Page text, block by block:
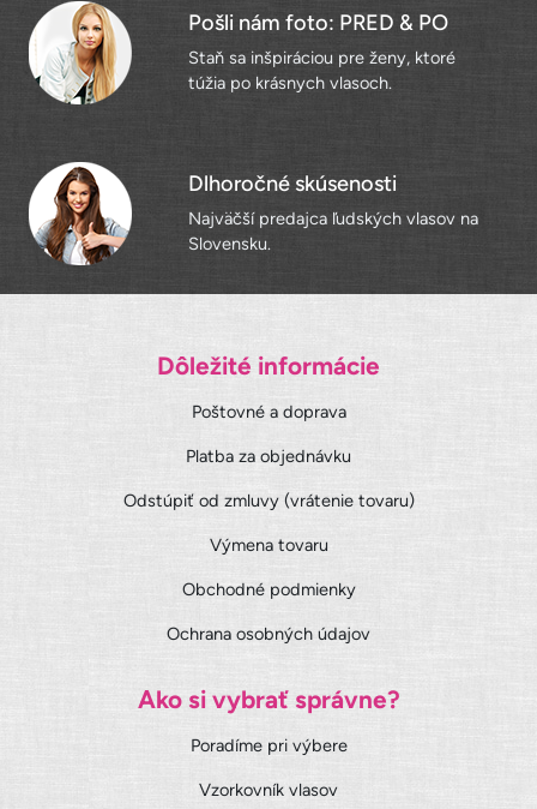
Pošli nám foto: PRED & PO
Staň sa inšpiráciou pre ženy, ktoré
túžia po krásnych vlasoch.
Dlhoročné skúsenosti
Najväčší predajca ľudských vlasov na
Slovensku.
Dôležité informácie
Poštovné a doprava
Platba za objednávku
Odstúpiť od zmluvy (vrátenie tovaru)
Výmena tovaru
Obchodné podmienky
Ochrana osobných údajov
Ako si vybrať správne?
Poradíme pri výbere
Vzorkovník vlasov